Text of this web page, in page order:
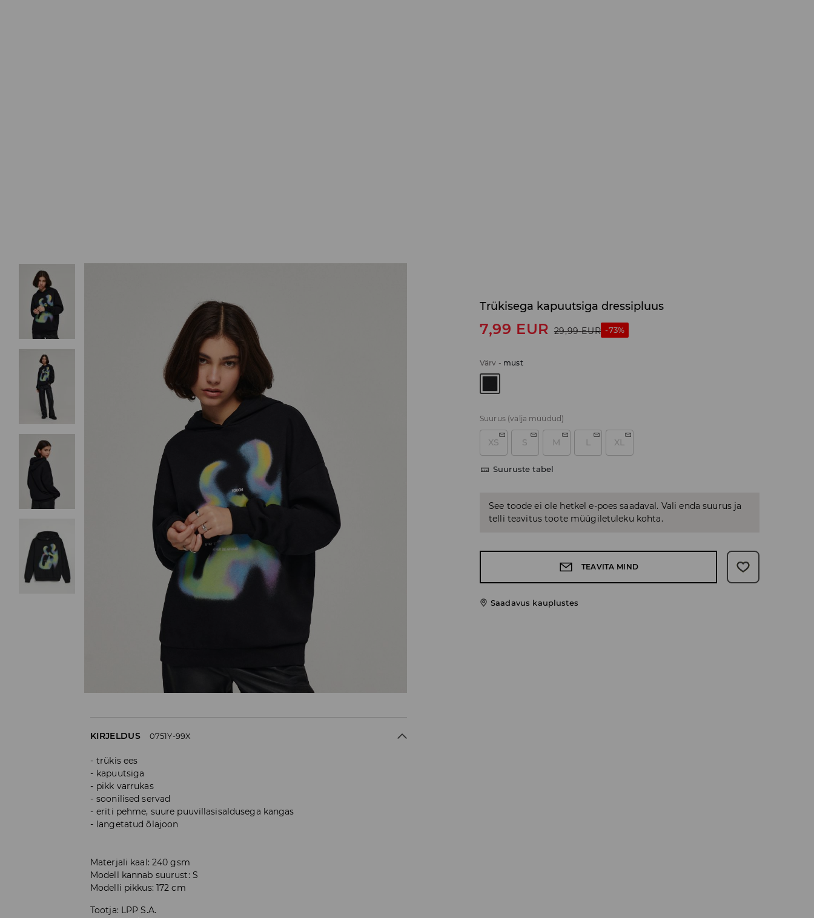
Trükisega kapuutsiga dressipluus
7,99 EUR 29,99 EUR -73%
Värv - must
Suurus (välja müüdud)
XS S M L XL
Suuruste tabel
See toode ei ole hetkel e-poes saadaval. Vali enda suurus ja
telli teavitus toote müügiletuleku kohta.
TEAVITA MIND
Saadavus kauplustes
KIRJELDUS 0751Y-99X
trükis ees
kapuutsiga
pikk varrukas
soonilised servad
eriti pehme, suure puuvillasisaldusega kangas
langetatud õlajoon
Materjali kaal: 240 gsm
Modell kannab suurust: S
Modelli pikkus: 172 cm
Tootja: LPP S.A.